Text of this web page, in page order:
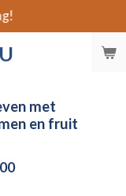
met
en fruit